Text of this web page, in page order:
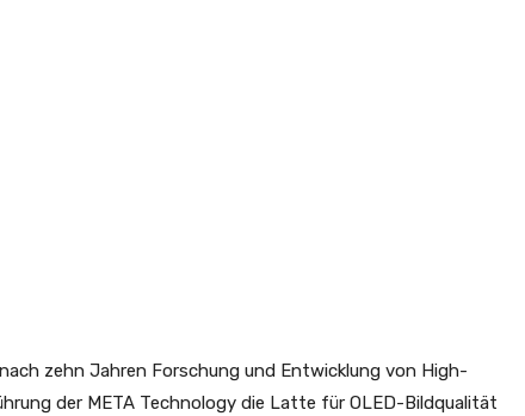
zehn Jahren Forschung und Entwicklung von High-
der META Technology die Latte für OLED-Bildqualität